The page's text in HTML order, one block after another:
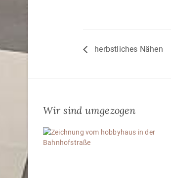
herbstliches Nähen
Wir sind umgezogen